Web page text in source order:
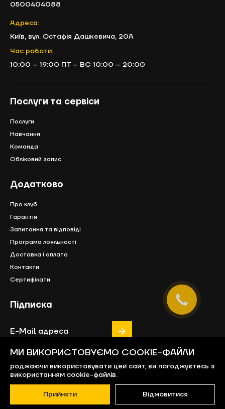
0500404088
Адреса:
Київ, вул. Остафія Дашкевича, 20А
Час роботи:
10:00 – 19:00 ПТ – ВС 10:00 – 20:00
Послуги та сервіси
Послуги
Навчання
Команда
Обліковий запис
Додатково
Про клуб
Гарантія
Запитання та відповіді
Програма лояльності
Доставка і оплата
Контакти
Сертифікати
Підписка
МИ ВИКОРИСТОВУЄМО COOKIE-ФАЙЛИ
роджаючи використовувати цей сайт, ви погоджуєтесь з
використанням cookie-файлів.
Прийняти Відмовитися